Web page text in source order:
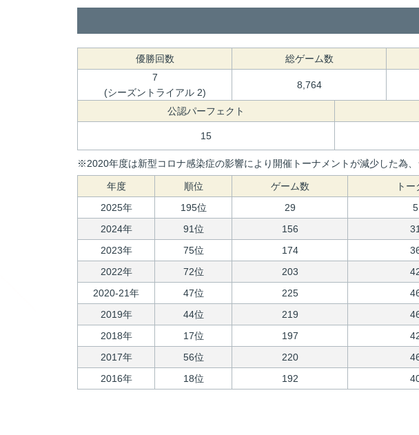
優勝回数 総ゲーム数
7
(シーズントライアル 2)
8,764
公認パーフェクト
15
※2020年度は新型コロナ感染症の影響により開催トーナメントが減少した為
年度 順位 ゲーム数 ト
2025年
195位 29
2024年
91位 156
2023年
75位 174
2022年
72位 203
2020-21年
47位 225
2019年
44位 219
2018年
17位 197
2017年
56位 220
2016年
18位 192